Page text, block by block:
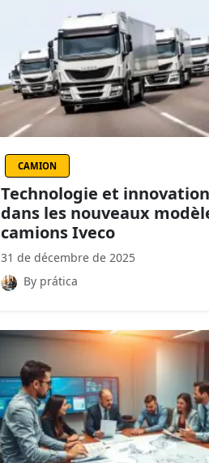
CAMION
Technologie et innovation
dans les nouveaux
camions Iveco
31 de décembre de 2025
By prática